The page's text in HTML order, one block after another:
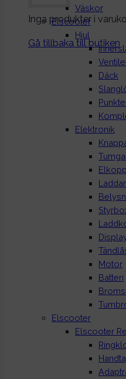
Inga produkter i
Gå tillbaka till butiken
Väskor
Elscooter
Hjul
Däck
Elektronik
Motor
Batteri
Elscooter
Elscooter